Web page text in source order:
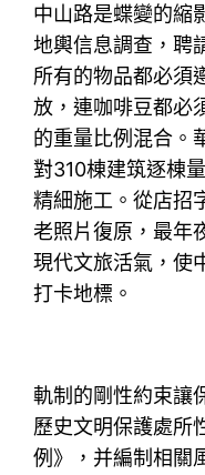
中山路是蝶變的縮
地輿信息調查，聘
所有的物品都必須
放，連咖啡豆都必
的重量比例混合。
對310棟建筑逐棟
精細施工。從店招
老照片復原，最年
現代文旅活氣，使
打卡地標。
軌制的剛性約束讓
歷史文明保護處所
例》，并編制相關